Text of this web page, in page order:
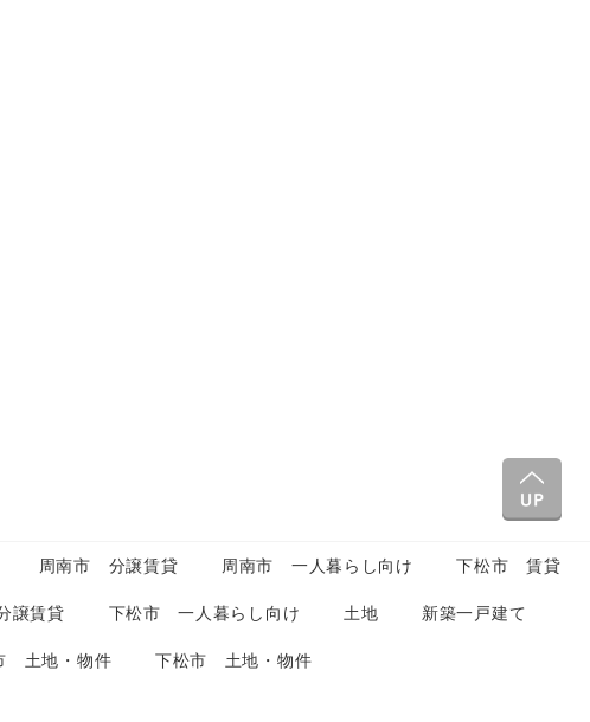
周南市 分譲賃貸 周南市 一人暮らし向け 下松市 賃貸
譲賃貸 下松市 一人暮らし向け 土地 新築一戸建て
土地・物件 下松市 土地・物件